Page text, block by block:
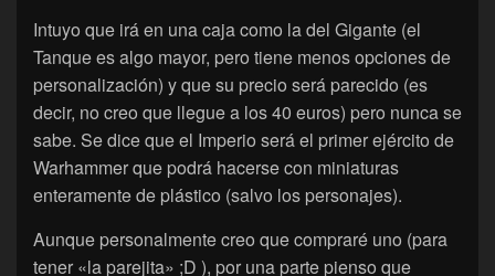
Intuyo que irá en una caja como la del Gigante (el
Tanque es algo mayor, pero tiene menos opciones de
personalización) y que su precio será parecido (es
decir, no creo que llegue a los 40 euros) pero nunca se
sabe. Se dice que el Imperio será el primer ejército de
Warhammer que podrá hacerse con miniaturas
enteramente de plástico (salvo los personajes).
Aunque personalmente creo que compraré uno (para
tener «la parejita» ;D ), por una parte pienso que